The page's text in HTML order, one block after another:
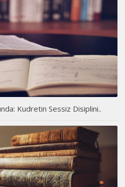
Kudretin Sessiz Disiplini..